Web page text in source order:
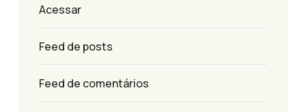
Acessar
Feed de posts
Feed de comentários